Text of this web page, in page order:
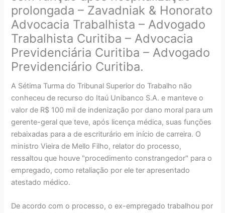
prolongada – Zavadniak & Honorato
Advocacia Trabalhista – Advogado
Trabalhista Curitiba – Advocacia
Previdenciária Curitiba – Advogado
Previdenciário Curitiba.
A Sétima Turma do Tribunal Superior do Trabalho não
conheceu de recurso do Itaú Unibanco S.A. e manteve o
valor de R$ 100 mil de indenização por dano moral para um
gerente-geral que teve, após licença médica, suas funções
rebaixadas para a de escriturário em início de carreira. O
ministro Vieira de Mello Filho, relator do processo,
ressaltou que houve "procedimento constrangedor" para o
empregado, como retaliação por ele ter apresentado
atestado médico.
De acordo com o processo, o ex-empregado trabalhou por